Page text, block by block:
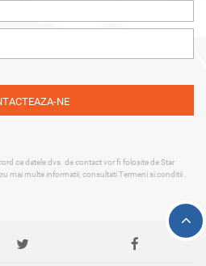
ca datele dvs. de contact vor fi folosite de Star
mai multe informatii, consultatiTermeni si conditii .